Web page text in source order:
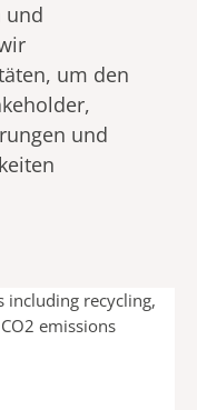
und
um den
und